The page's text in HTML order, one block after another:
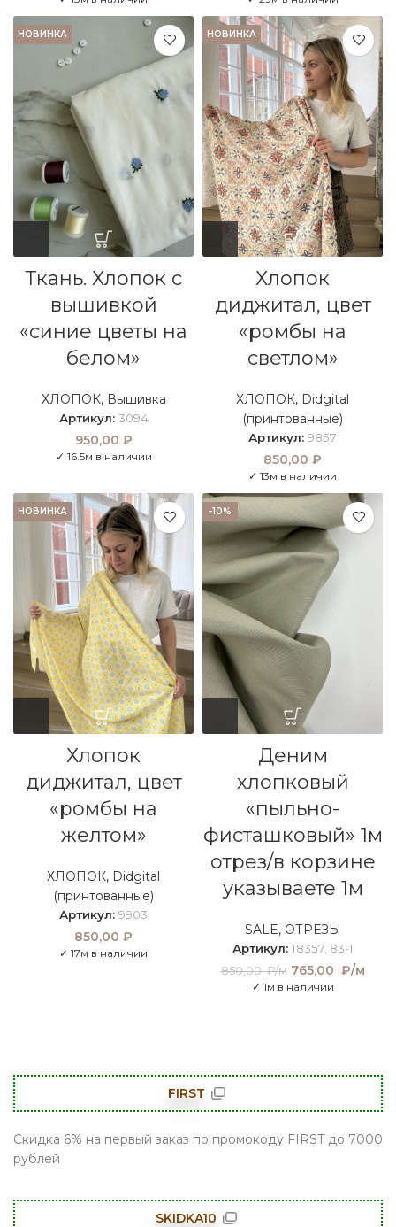
НОВИНКА
Ткань. Хлопок с
вышивкой
«синие цветы на
белом»
ХЛОПОК, Вышивка
Артикул: 3094
950,00 ₽
✓ 16.5м в наличии
НОВИНКА
Хлопок
диджитал, цвет
«ромбы на
светлом»
ХЛОПОК, Didgital
(принтованные)
Артикул: 9857
850,00 ₽
✓ 13м в наличии
НОВИНКА
Хлопок
диджитал, цвет
«ромбы на
желтом»
ХЛОПОК, Didgital
(принтованные)
Артикул: 9903
850,00 ₽
✓ 17м в наличии
-10%
Деним
хлопковый
«пыльно-
фисташковый» 1м
отрез/в корзине
указываете 1м
SALE, ОТРЕЗЫ
Артикул: 18357, 83-1
850,00₽/м Первоначальная
цена составляла
765,00 ₽/м
✓ 1м в наличии
FIRST
Скидка 6% на первый заказ по промокоду FIRST до 7000
рублей
SKIDKA10